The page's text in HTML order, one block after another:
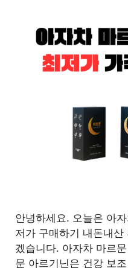
안녕하세요. 오늘은 아
저가 구매하기 내돈내산
겠습니다. 아자차 마르
문 아르기닌은 건강 보